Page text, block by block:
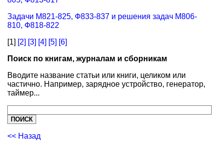
Задачи М821-825, Ф833-837 и решения задач М806-
810, Ф818-822
[1] [2] [3] [4] [5] [6]
Поиск по книгам, журналам и сборникам
Вводите название статьи или книги, целиком или
частично. Например, зарядное устройство, генератор,
таймер...
<< Назад